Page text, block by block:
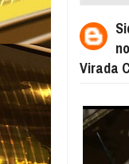
PAULO
Virada